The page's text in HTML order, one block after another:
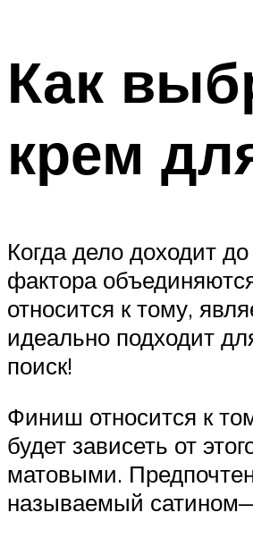
Как
крем
Когда дело доходит
фактора
относится к тому,
идеально подходит
поиск!
Финиш относится к
будет зависеть от
матовыми.
называемый